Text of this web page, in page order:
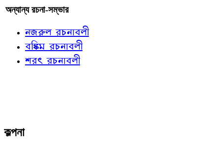
অন্যান্য রচনা-সম্ভার
নজরুল রচনাবলী
বঙ্কিম রচনাবলী
শরৎ রচনাবলী
কল্পনা